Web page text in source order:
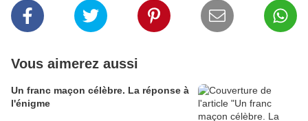
Vous aimerez aussi
Un franc maçon célèbre. La réponse à
l'énigme